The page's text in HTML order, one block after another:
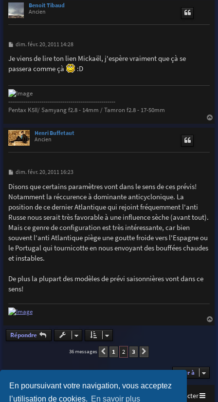
En poursuivant votre navigation, vous acceptez
l’utilisation de cookies. En savoir plus
Benoit Tibaud
Ancien
M
s
s
a
dim. févr. 20, 2011 14:28
Je viens de lire ton lien Mickaël, j'espère vraiment que çà se
passera comme çà
:D
-------------------------------------------------------
Pentax K5II/ Samyang f2.8 - 14mm / Tamron f2.8 - 17-50mm
Henri Buffetaut
Ancien
M
s
s
a
e
dim. févr. 20, 2011 16:23
Disons que certains paramètres vont dans le sens de ces prévis!
Notamment la réccurence à dominante anticyclonique. La
position de ce dernier Atlantique qui rejoint fréquemment l'anti
Russe nous serait très favorable à une influence sèche (avant tout).
Mais ce genre de configuration est très intéressante, car bien
souvent l'anti Atlantique piège une goutte froide vers l'Espagne ou
le Portugal qui tournicotte en nous envoyant des bouffées chaudes
et instables.
De plus la plupart des modèles de prévi saisonnières vont dans ce
sens!
a
Répondre
36 messages Précédente
1 2 3
Aller à
Accueil Index du forum Nous contacter